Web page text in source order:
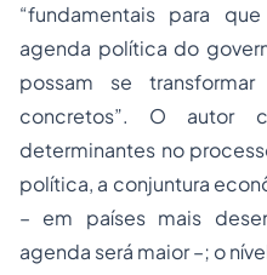
“fundamentais para
agenda política do
possam se
concretos”. O autor
determinantes no
política, a conjuntura
– em países mais
agenda será maior –; o